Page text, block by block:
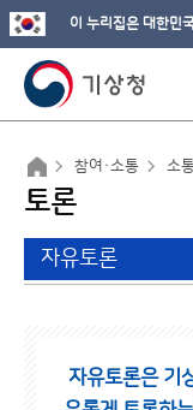
이 누리집은 대한민
참여·소통 소
토론
자유토론
자유토론은 기